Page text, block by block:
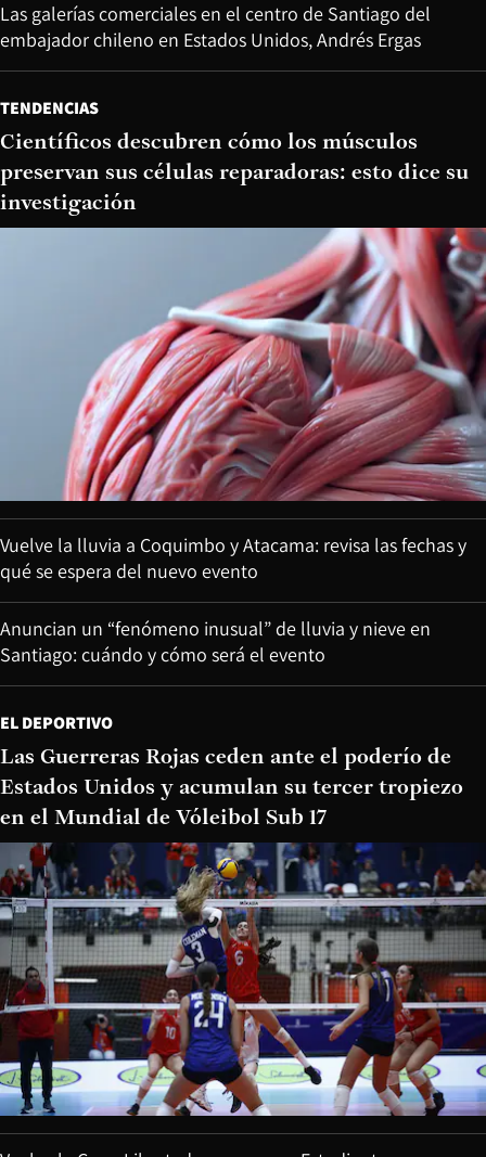
Las galerías comerciales en el centro de Santiago del
embajador chileno en Estados Unidos, Andrés Ergas
TENDENCIAS
Científicos descubren cómo los músculos
preservan sus células reparadoras: esto dice su
investigación
Vuelve la lluvia a Coquimbo y Atacama: revisa las fechas y
qué se espera del nuevo evento
Anuncian un “fenómeno inusual” de lluvia y nieve en
Santiago: cuándo y cómo será el evento
EL DEPORTIVO
Las Guerreras Rojas ceden ante el poderío de
Estados Unidos y acumulan su tercer tropiezo
en el Mundial de Vóleibol Sub 17